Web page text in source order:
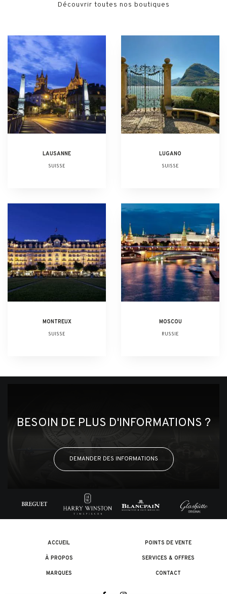
Découvrir toutes nos boutiques
LAUSANNE
SUISSE
LUGANO
SUISSE
MONTREUX
SUISSE
MOSCOU
RUSSIE
BESOIN DE PLUS D'INFORMATIONS ?
DEMANDER DES INFORMATIONS
ACCUEIL
À PROPOS
MARQUES
POINTS DE VENTE
SERVICES & OFFRES
CONTACT